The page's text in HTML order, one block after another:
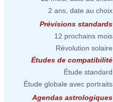
2 ans, date au choix
Prévisions standards
12 prochains mois
Révolution solaire
Études de compatibilité
Étude standard
Étude globale avec portraits
Agendas astrologiques